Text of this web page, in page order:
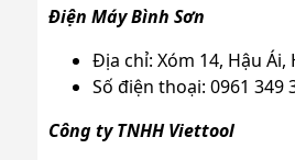
Điện Máy Bình Sơn
Địa chỉ: Xóm 14, Hậu
Số điện thoại: 0961 349
Công ty TNHH Viettool